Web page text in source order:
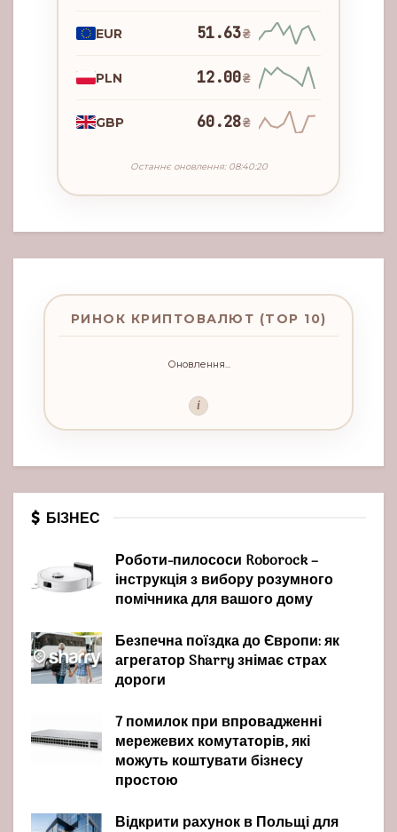
EUR 51.63₴
PLN 12.00₴
GBP 60.28₴
Останнє оновлення: 08:40:20
РИНОК КРИПТОВАЛЮТ (TOP 10)
Оновлення...
i
БІЗНЕС
Роботи-пилососи Roborock –
інструкція з вибору розумного
помічника для вашого дому
Безпечна поїздка до Європи: як
агрегатор Sharry знімає страх
дороги
7 помилок при впровадженні
мережевих комутаторів, які
можуть коштувати бізнесу
простою
Відкрити рахунок в Польщі для